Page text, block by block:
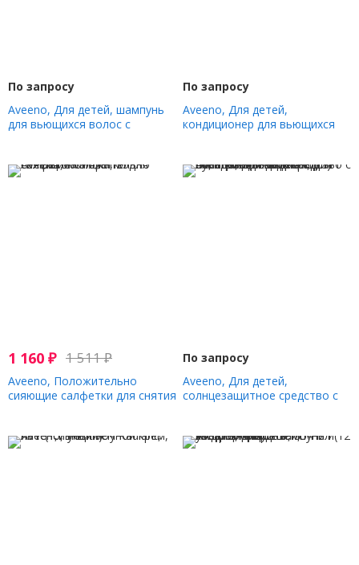
По запросу
Aveeno, Для детей, шампунь
для вьющихся волос с
По запросу
Aveeno, Для детей,
кондиционер для вьющихся
Унций)
1 160 ₽ 1 511₽
Aveeno, Положительно
сияющие салфетки для снятия
По запросу
Aveeno, Для детей,
солнцезащитное средство с
чувствительной кожи, SPF 50,
88 мл (3 жидк. Унции)